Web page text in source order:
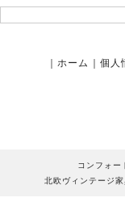
ホーム 個人
コンフォー
北欧ヴィンテージ